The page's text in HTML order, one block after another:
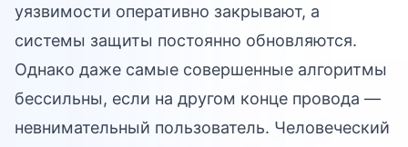
уязвимости оперативно закрывают, а
системы защиты постоянно обновляются.
Однако даже самые совершенные алгоритмы
бессильны, если на другом конце провода —
невнимательный пользователь. Человеческий